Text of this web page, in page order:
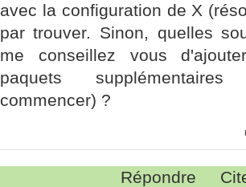
avec la configuration de X
par trouver. Sinon, quelles
me conseillez vous
paquets
commencer) ?
Répondre